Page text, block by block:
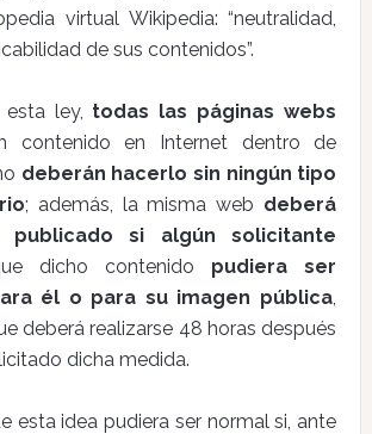
virtual Wikipedia: “neutralidad,
de sus contenidos”.
esta ley, todas las páginas webs
contenido en Internet dentro de
deberán hacerlo sin ningún tipo
; además, la misma web deberá
publicado si algún solicitante
dicho contenido pudiera ser
él o para su imagen pública,
deberá realizarse 48 horas después
dicha medida.
esta idea pudiera ser normal si, ante